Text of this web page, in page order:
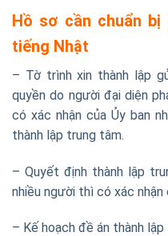
Hồ sơ cần chuẩn
tiếng Nhật
– Tờ trình xin thành lập
quyền do người đại diện
có xác nhận của Ủy ban
thành lập trung tâm.
– Quyết định thành lập
nhiều người thì có xác
– Kế hoạch đề án thành